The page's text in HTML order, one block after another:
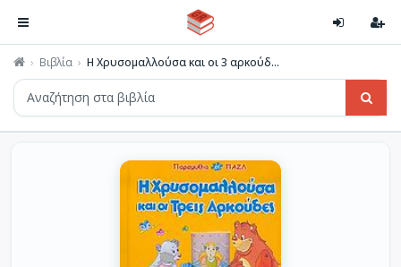
Βιβλία Η Χρυσομαλλούσα και οι 3 αρκούδ...